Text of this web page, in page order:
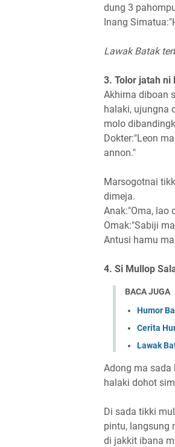
dung 3
Inang
Lawak Batak
3. Tolor jatah ni
Akhirna diboan
halaki, ujungna
molo
Dokter:"Leon
annon."
Marsogotnai
dimeja.
Anak:"Oma, lao
Omak:"Sabiji
Antusi hamu
4. Si Mullop
BACA JUGA
Humor
Cerita
Lawak
Adong ma sada
halaki dohot
Di sada tikki
pintu, langsung
di jakkit ibana